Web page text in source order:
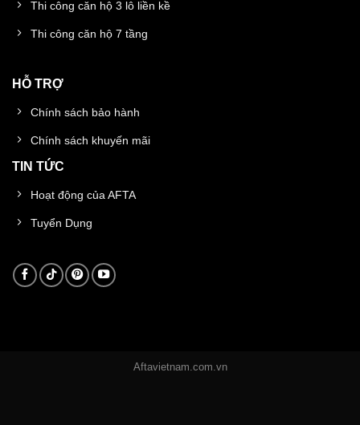
Thi công căn hộ 3 lô liền kề
Thi công căn hộ 7 tầng
HỖ TRỢ
Chính sách bảo hành
Chính sách khuyến mãi
TIN TỨC
Hoạt động của AFTA
Tuyển Dụng
Aftavietnam.com.vn